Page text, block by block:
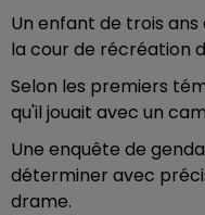
Un enfant de trois
la cour de récréation
Selon les premiers
qu'il jouait avec un
Une enquête de
déterminer avec
drame.